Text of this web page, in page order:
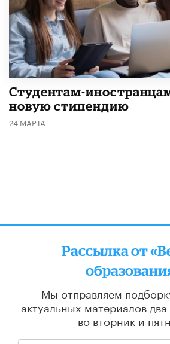
Студентам-
новую стипендию
24 МАРТА
Рассылка от
Мы отправляем
актуальных материалов
во вторник и